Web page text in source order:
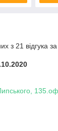
з 21 відгука за